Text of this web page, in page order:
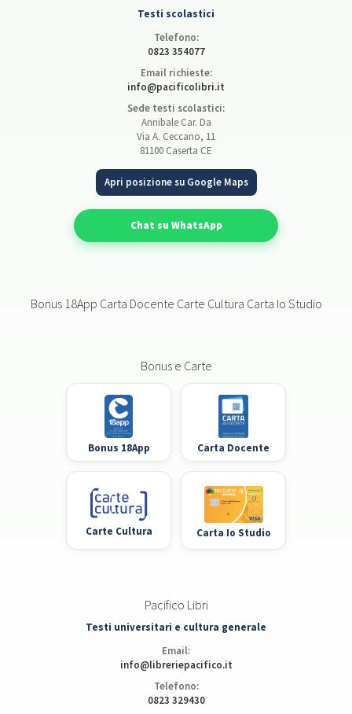
Testi scolastici
Telefono:
0823 354077
Email richieste:
info@pacificolibri.it
Sede testi scolastici:
Annibale Car. Da
Via A. Ceccano, 11
81100 Caserta CE
Apri posizione su Google Maps
Chat su WhatsApp
Bonus 18App Carta Docente Carte Cultura Carta Io Studio
Bonus e Carte
Bonus 18App Carta Docente
Carte Cultura Carta Io Studio
Pacifico Libri
Testi universitari e cultura generale
Email:
info@libreriepacifico.it
Telefono:
0823 329430